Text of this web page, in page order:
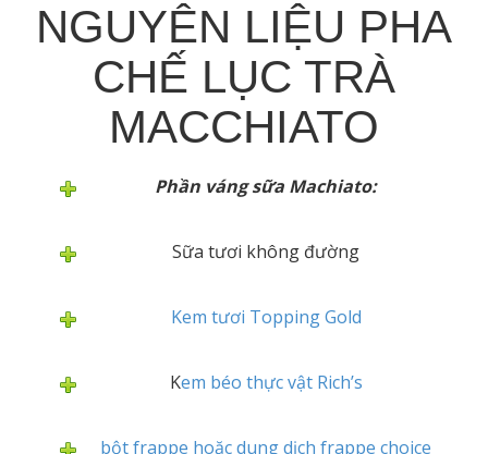
NGUYÊN LIỆU PHA
CHẾ LỤC TRÀ
MACCHIATO
Phần váng sữa Machiato:
Sữa tươi không đường
Kem tươi Topping Gold
Kem béo thực vật Rich’s
bột frappe hoặc dung dịch frappe choice